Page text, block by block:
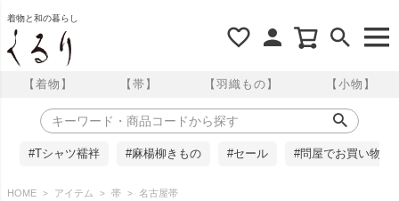
着物と和の暮らし
【着物】 【帯】 【羽織もの】 【小物】
#Tシャツ襦袢 #麻楊柳きもの #セール #問屋でお買い物
HOME アイテム 帯 名古屋帯